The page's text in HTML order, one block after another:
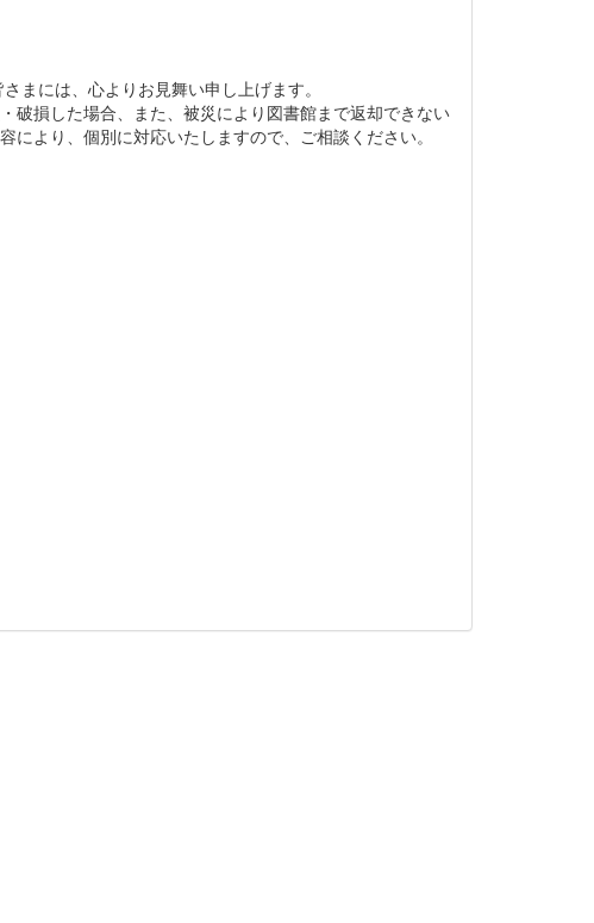
まには、心よりお見舞い申し上げます。
破損した場合、また、被災により図書館まで返却できない
より、個別に対応いたしますので、ご相談ください。